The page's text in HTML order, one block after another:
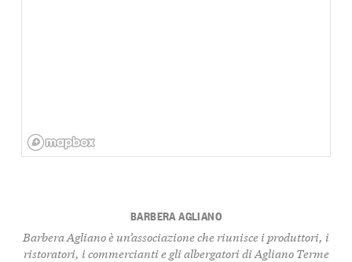
BARBERA AGLIANO
Barbera Agliano è un’associazione che riunisce i produttori, i
ristoratori, i commercianti e gli albergatori di Agliano Terme